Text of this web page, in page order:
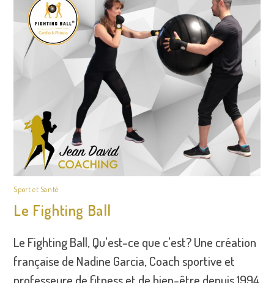
Sport et Santé
Le Fighting Ball
Le Fighting Ball, Qu'est-ce que c'est? Une création
française de Nadine Garcia, Coach sportive et